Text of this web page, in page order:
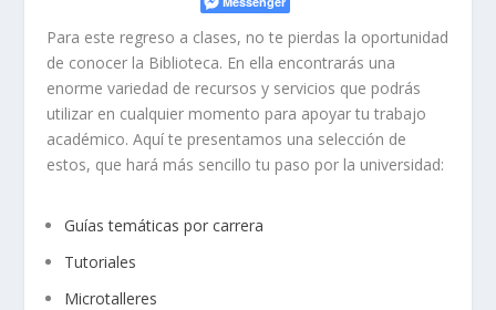
Para este regreso a clases, no te pierdas la oportunidad
de conocer la Biblioteca. En ella encontrarás una
enorme variedad de recursos y servicios que podrás
utilizar en cualquier momento para apoyar tu trabajo
académico. Aquí te presentamos una selección de
estos, que hará más sencillo tu paso por la universidad:
Guías temáticas por carrera
Tutoriales
Microtalleres